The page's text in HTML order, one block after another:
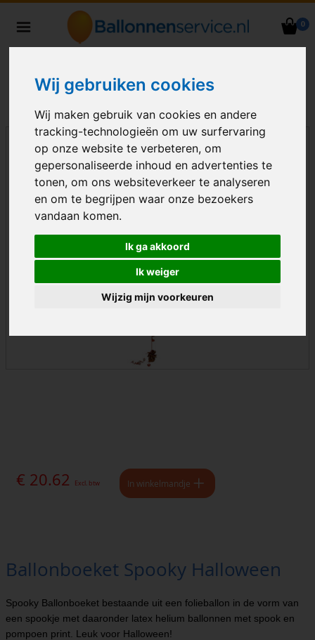
Wij gebruiken cookies
Wij maken gebruik van cookies en andere
tracking-technologieën om uw surfervaring
op onze website te verbeteren, om
gepersonaliseerde inhoud en advertenties te
tonen, om ons websiteverkeer te analyseren
en om te begrijpen waar onze bezoekers
vandaan komen.
Ik ga akkoord
Ik weiger
Wijzig mijn voorkeuren
0
Heliumballonnen en
€ 20.62 Excl. btw In winkelmandje
Ballonboeket Spooky Halloween
Spooky Ballonboeket bestaande uit een folieballon in de vorm van
een spookje met daaronder latex helium ballonnen met spook en
pompoen print. Leuk voor Halloween!